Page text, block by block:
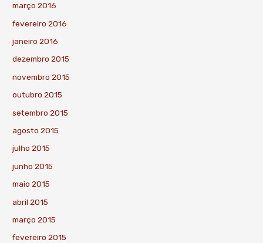
março 2016
fevereiro 2016
janeiro 2016
dezembro 2015
novembro 2015
outubro 2015
setembro 2015
agosto 2015
julho 2015
junho 2015
maio 2015
abril 2015
março 2015
fevereiro 2015